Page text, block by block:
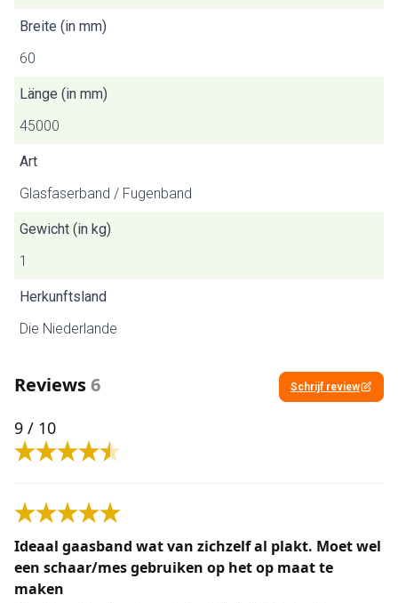
Breite (in mm)
60
Länge (in mm)
45000
Art
Glasfaserband / Fugenband
Gewicht (in kg)
1
Herkunftsland
Die Niederlande
Reviews6 Schrijf review
9 / 10
Ideaal gaasband wat van zichzelf al plakt. Moet wel
een schaar/mes gebruiken op het op maat te
maken